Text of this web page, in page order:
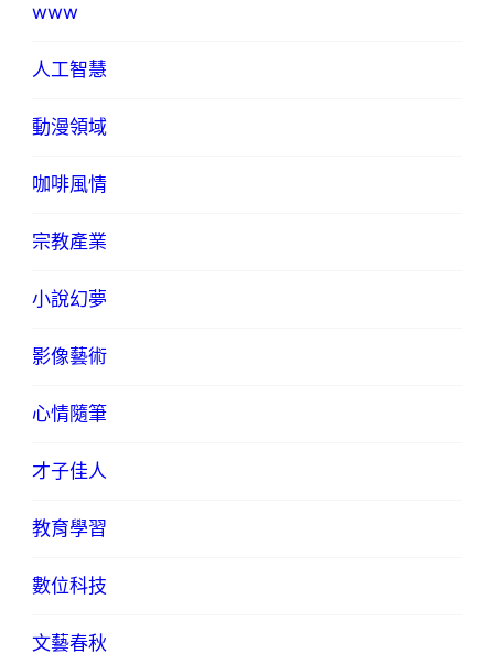
www
人工智慧
動漫領域
咖啡風情
宗教產業
小說幻夢
影像藝術
心情隨筆
才子佳人
教育學習
數位科技
文藝春秋